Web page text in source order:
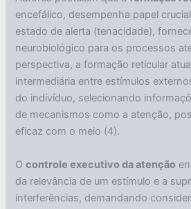
encefálico, desempenha papel
estado de alerta (tenacidade),
neurobiológico para os processos
perspectiva, a formação reticular
intermediária entre estímulos
do indivíduo, selecionando
de mecanismos como a atenção,
eficaz com o meio (4).
Ocontrole executivo da atenção
da relevância de um estímulo e a
interferências, demandando